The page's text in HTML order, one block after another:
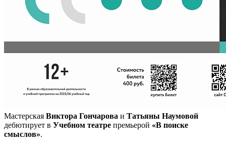
Мастерская Виктора Гончарова и Татьяны Наумовой
дебютирует в Учебном театре премьерой «В поиске
смыслов».